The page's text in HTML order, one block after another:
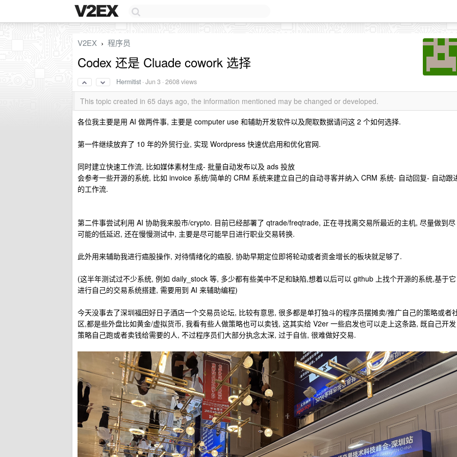
V2EX › 程序员
Codex 还是 Cluade cowork 选择
Hermitist ·Jun 3 · 2608 views
This topic created in 65 days ago, the information mentioned may be changed or developed.
各位我主要是用 AI 做两件事, 主要是 computer use 和辅助开发软件以及爬取数据请问这 2 个如何选择.
第一件继续放弃了 10 年的外贸行业, 实现 Wordpress 快速优启用和优化官网.
同时建立快速工作流, 比如媒体素材生成- 批量自动发布以及 ads 投放
会参考一些开源的系统, 比如 invoice 系统/简单的 CRM 系统来建立自己的自动寻客并纳入 CRM 系统- 自动回复- 自动跟
的工作流.
第二件事尝试利用 AI 协助我来股市/crypto. 目前已经部署了 qtrade/freqtrade, 正在寻找离交易所最近的主机, 尽量做到尽
可能的低延迟, 还在慢慢测试中, 主要是尽可能早日进行职业交易转换.
此外用来辅助我进行癌股操作, 对待情绪化的癌股, 协助早期定位即将轮动或者资金增长的板块就足够了.
(这半年测试过不少系统, 例如 daily_stock 等, 多少都有些美中不足和缺陷,想着以后可以 github 上找个开源的系统,基于它
进行自己的交易系统搭建, 需要用到 AI 来辅助编程)
今天没事去了深圳福田好日子酒店一个交易员论坛, 比较有意思, 很多都是单打独斗的程序员摆摊卖/推广自己的策略或者
区,都是些外盘比如黄金/虚拟货币, 我看有些人做策略也可以卖钱, 这其实给 V2er 一些启发也可以走上这条路, 既自己开发
策略自己跑或者卖钱给需要的人, 不过程序员们大部分执念太深, 过于自信, 很难做好交易.